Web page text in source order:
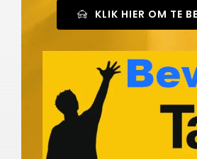
KLIK HIER OM TE